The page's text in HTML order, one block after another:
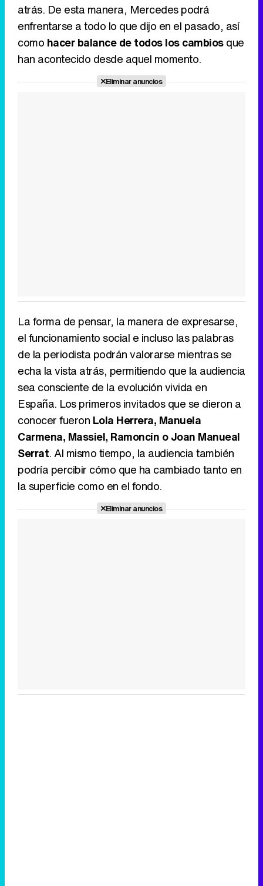
atrás. De esta manera, Mercedes podrá
enfrentarse a todo lo que dijo en el pasado, así
como hacer balance de todos los cambiosque
han acontecido desde aquel momento.
Eliminar anuncios
La forma de pensar, la manera de expresarse,
el funcionamiento social e incluso las palabras
de la periodista podrán valorarse mientras se
echa la vista atrás, permitiendo que la audiencia
sea consciente de la evolución vivida en
España. Los primeros invitados que se dieron a
conocer fueron Lola Herrera, Manuela
Carmena, Massiel, Ramoncín o Joan Manueal
Serrat. Al mismo tiempo, la audiencia también
podría percibir cómo que ha cambiado tanto en
la superficie como en el fondo.
Eliminar anuncios